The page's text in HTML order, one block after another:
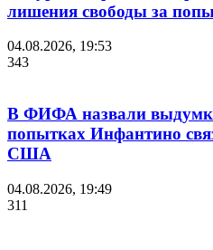
лишения свободы за
04.08.2026, 19:53
343
В ФИФА назвали
попытках Инфантино
США
04.08.2026, 19:49
311